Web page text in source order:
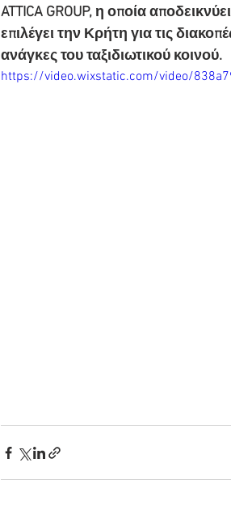
ATTICA GROUP, η οποία
επιλέγει την Κρήτη για τις
ανάγκες του ταξιδιωτικού κοινού.
https://video.wixstatic.com/video/